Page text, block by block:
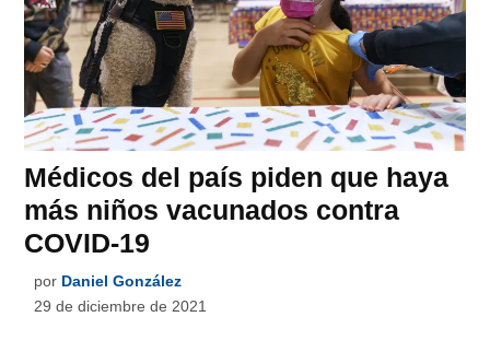
Médicos del país piden que haya
más niños vacunados contra
COVID-19
por Daniel González
29 de diciembre de 2021